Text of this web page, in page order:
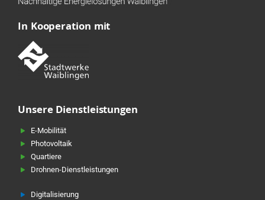
In Kooperation mit
Unsere Dienstleistungen
E-Mobilität
Photovoltaik
Quartiere
Drohnen-Dienstleistungen
Digitalisierung